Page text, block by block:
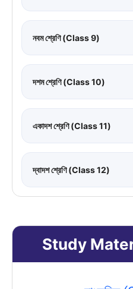
নবম শ্রেণি (Class 9)
দশম শ্রেণি (Class 10)
একাদশ শ্রেণি (Class 11)
দ্বাদশ শ্রেণি (Class 12)
Study